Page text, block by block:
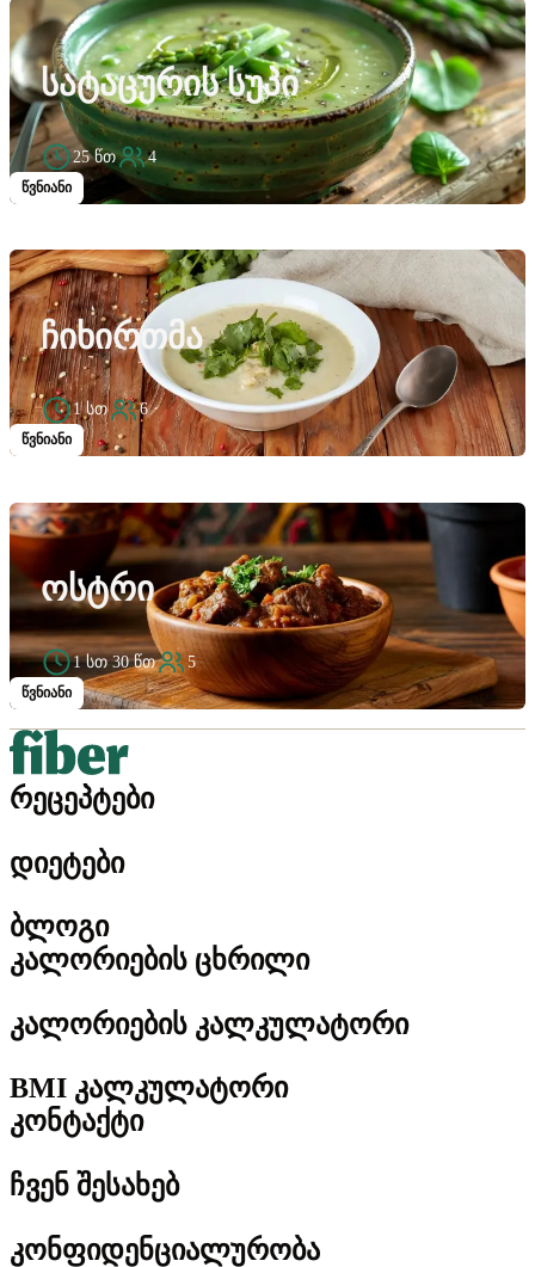
წვნიანი
ᲡᲐᲢᲐᲪᲣᲠᲘᲡ ᲡᲣᲞᲘ
25 წთ 4
წვნიანი
ᲩᲘᲮᲘᲠᲗᲛᲐ
1 სთ 6
წვნიანი
ᲝᲡᲢᲠᲘ
1 სთ 30 წთ 5
რეცეპტები
დიეტები
ბლოგი
კალორიების ცხრილი
კალორიების კალკულატორი
BMI კალკულატორი
კონტაქტი
ჩვენ შესახებ
კონფიდენციალურობა